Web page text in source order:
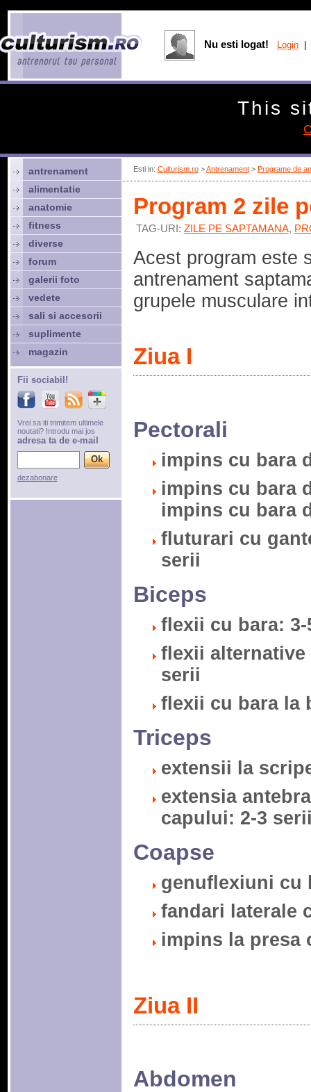
Esti in: Culturism.ro>Antrenament> Programe de
Program 2 zile
TAG-URI: ZILE PE SAPTAMANA,
Acest program este
antrenament
grupele musculare
Ziua I
Pectorali
impins cu bara
impins cu bara
impins cu bara
fluturari cu
serii
Biceps
flexii cu bara:
flexii alternative
serii
flexii cu bara la
Triceps
extensii la
extensia
capului: 2-3
Coapse
genuflexiuni cu
fandari laterale
impins la presa
Ziua II
Abdomen
antrenament
alimentatie
anatomie
fitness
diverse
forum
galerii foto
vedete
sali si accesorii
suplimente
magazin
Fii sociabil!
Vrei sa iti trimitem ultimele
noutati? Introdu mai jos
adresa ta de e-mail
dezabonare
Nu esti logat! Login
This